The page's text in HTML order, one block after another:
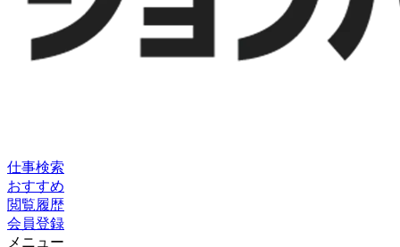
仕事検索
おすすめ
閲覧履歴
会員登録
メニュー